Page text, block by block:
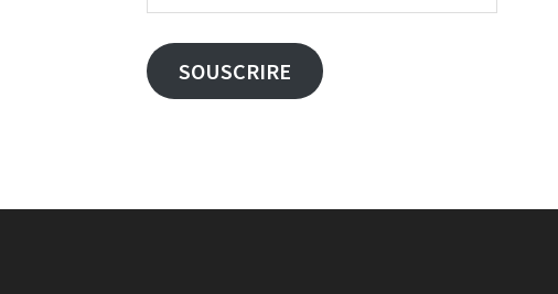
e-
mail
SOUSCRIRE